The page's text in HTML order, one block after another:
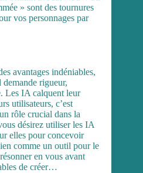
» sont des tournures
vos personnages par
avantages indéniables,
rigueur,
Les IA calquent leur
utilisateurs, c’est
rôle crucial dans la
désirez utiliser les IA
elles pour concevoir
comme un outil pour le
en vous avant
de créer…